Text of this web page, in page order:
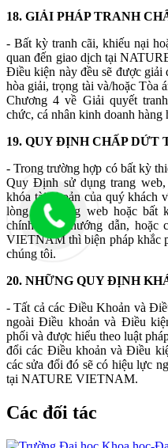
18. GIẢI PHÁP TRANH
- Bất kỳ tranh cãi, khiếu nại
quan đến giao dịch tại
Điều kiện này đều sẽ được giải
hòa giải, trọng tài và/hoặc Tòa
Chương 4 về Giải quyết
chức, cá nhân kinh doanh hàng
19. QUY ĐỊNH CHẤP DỨT
- Trong trường hợp có bất kỳ
Quy Định sử dụng trang
khóa tài khoản của quý khách
lòng với trang web hoặc bất
chính sách, hướng dẫn, hoặc
VIETNAM thì biện pháp khắc
chúng tôi.
20. NHỮNG QUY ĐỊNH
- Tất cả các Điều Khoản và
ngoài Điều khoản và Điều
phối và được hiểu theo luật
đổi các Điều khoản và Điều
các sửa đổi đó sẽ có hiệu lực
tại NATURE VIETNAM.
Các đối tác